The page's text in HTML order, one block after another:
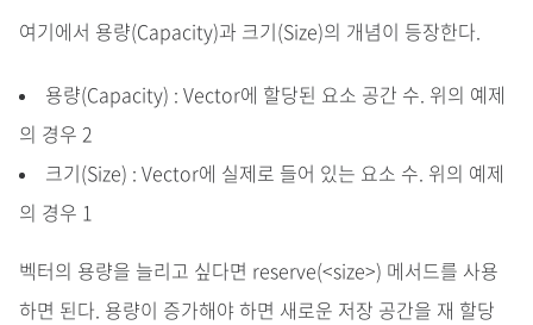
여기에서 용량(Capacity)과 크기(Size)의 개념이 등장한다.
용량(Capacity) : Vector에 할당된 요소 공간 수. 위의 예제
의 경우 2
크기(Size) : Vector에 실제로 들어 있는 요소 수. 위의 예제
의 경우 1
벡터의 용량을 늘리고 싶다면 reserve(<size>) 메서드를 사용
하면 된다. 용량이 증가해야 하면 새로운 저장 공간을 재 할당